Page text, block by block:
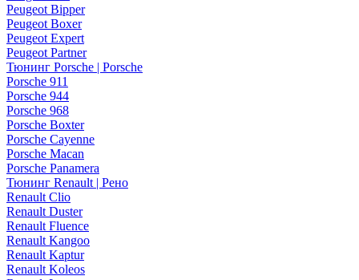
Peugeot Bipper
Peugeot Boxer
Peugeot Expert
Peugeot Partner
Тюнинг Porsche | Porsche
Porsche 911
Porsche 944
Porsche 968
Porsche Boxter
Porsche Cayenne
Porsche Macan
Porsche Panamera
Тюнинг Renault | Рено
Renault Clio
Renault Duster
Renault Fluence
Renault Kangoo
Renault Kaptur
Renault Koleos